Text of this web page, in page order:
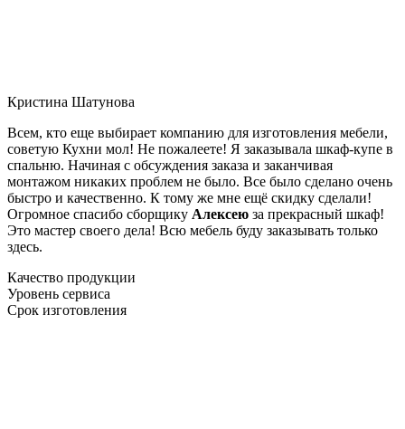
Кристина Шатунова
Всем, кто еще выбирает компанию для изготовления мебели,
советую Кухни мол! Не пожалеете! Я заказывала шкаф-купе в
спальню. Начиная с обсуждения заказа и заканчивая
монтажом никаких проблем не было. Все было сделано очень
быстро и качественно. К тому же мне ещё скидку сделали!
Огромное спасибо сборщику Алексею за прекрасный шкаф!
Это мастер своего дела! Всю мебель буду заказывать только
здесь.
Качество продукции
Уровень сервиса
Срок изготовления